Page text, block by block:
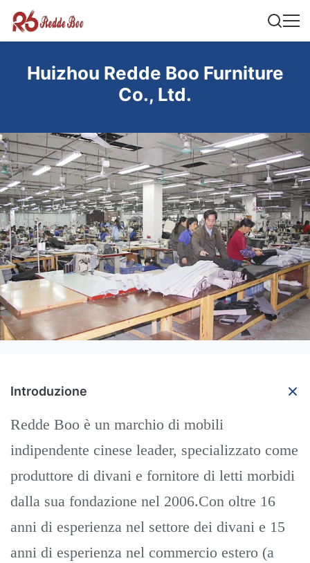
Huizhou Redde Boo Furniture
Co., Ltd.
Introduzione
Redde Boo è un marchio di mobili
indipendente cinese leader, specializzato come
produttore di divani e fornitore di letti morbidi
dalla sua fondazione nel 2006.Con oltre 16
anni di esperienza nel settore dei divani e 15
anni di esperienza nel commercio estero (a